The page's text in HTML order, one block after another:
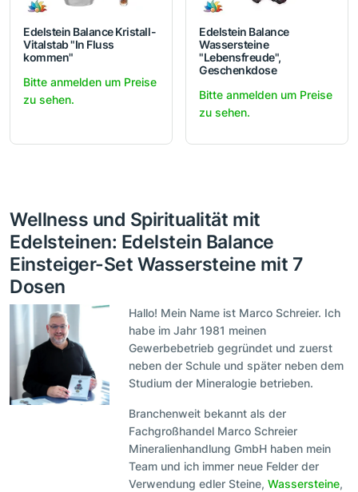
Edelstein Balance Kristall-
Vitalstab "In Fluss
kommen"
Bitte anmelden um Preise
zu sehen.
Edelstein Balance
Wassersteine
"Lebensfreude",
Geschenkdose
Bitte anmelden um Preise
zu sehen.
Wellness und Spiritualität mit
Edelsteinen: Edelstein Balance
Einsteiger-Set Wassersteine mit 7
Dosen
Hallo! Mein Name ist Marco Schreier. Ich
habe im Jahr 1981 meinen
Gewerbebetrieb gegründet und zuerst
neben der Schule und später neben dem
Studium der Mineralogie betrieben.
Branchenweit bekannt als der
Fachgroßhandel Marco Schreier
Mineralienhandlung GmbH haben mein
Team und ich immer neue Felder der
Verwendung edler Steine,Wassersteine,